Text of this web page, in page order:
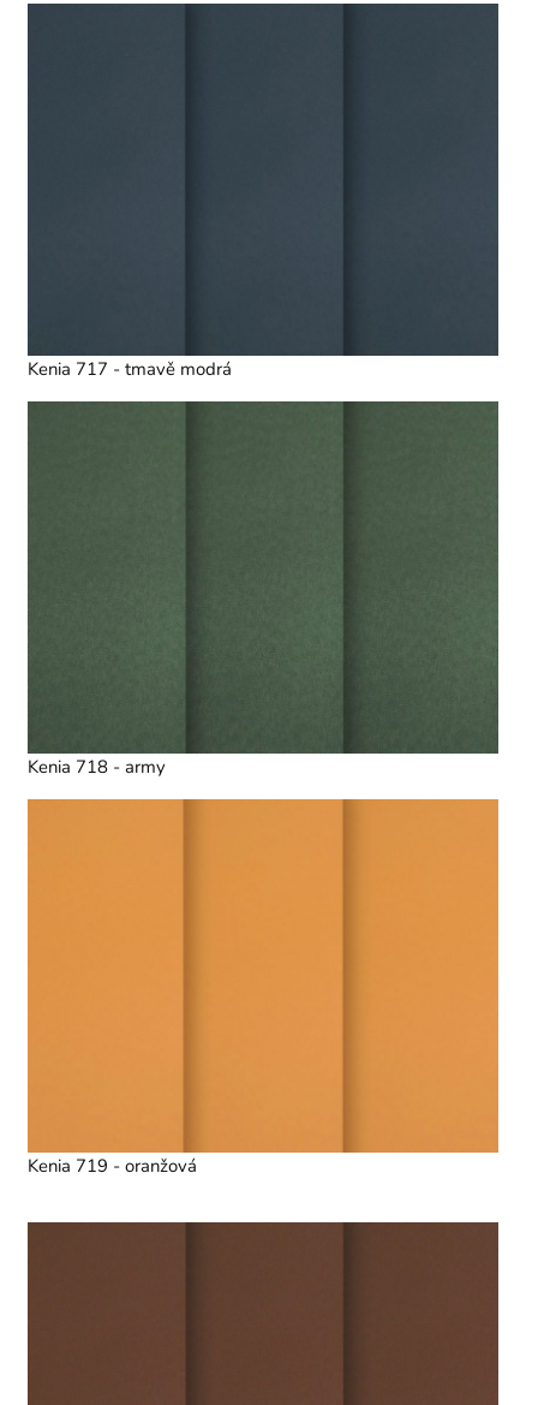
Kenia 717 - tmavě modrá
Kenia 718 - army
Kenia 719 - oranžová